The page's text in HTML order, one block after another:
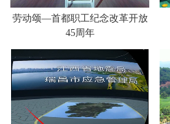
劳动颂—首都职工纪念改革开放
45周年